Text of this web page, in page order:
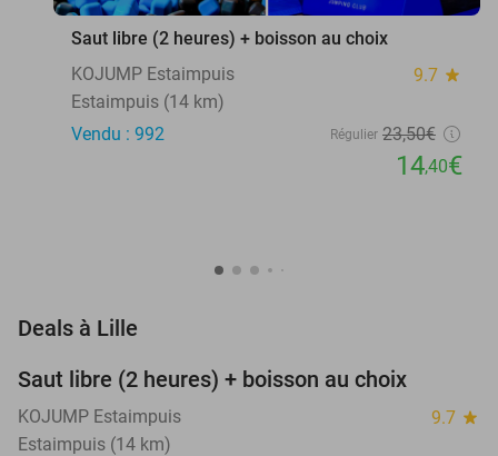
Saut libre (2 heures) + boisson au choix
KOJUMP Estaimpuis
9.7 star
Estaimpuis (14 km)
Vendu : 992
Régulier 23,50€
14,40€
Deals à Lille
Saut libre (2 heures) + boisson au choix
KOJUMP Estaimpuis 9.7 star
Estaimpuis (14 km)